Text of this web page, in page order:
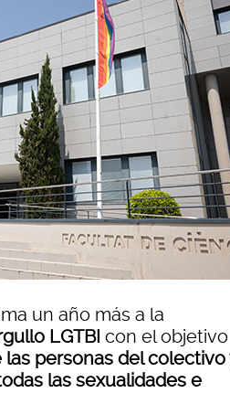
un año más a la
LGTBI con el objetivo
personas del colectivo
las sexualidades e